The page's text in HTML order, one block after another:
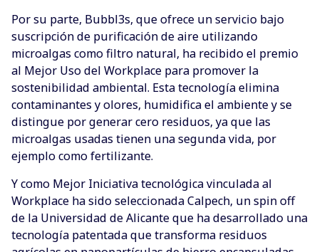
Por su parte, Bubbl3s, que ofrece un servicio bajo
suscripción de purificación de aire utilizando
microalgas como filtro natural, ha recibido el premio
al Mejor Uso del Workplace para promover la
sostenibilidad ambiental. Esta tecnología elimina
contaminantes y olores, humidifica el ambiente y se
distingue por generar cero residuos, ya que las
microalgas usadas tienen una segunda vida, por
ejemplo como fertilizante.
Y como Mejor Iniciativa tecnológica vinculada al
Workplace ha sido seleccionada Calpech, un spin off
de la Universidad de Alicante que ha desarrollado una
tecnología patentada que transforma residuos